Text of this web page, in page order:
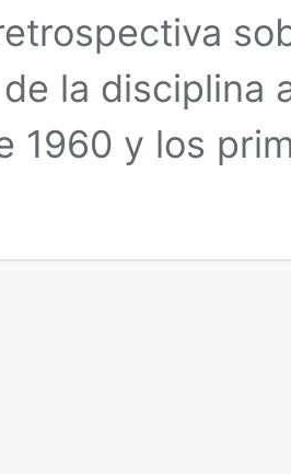
la disciplina
1960 y los